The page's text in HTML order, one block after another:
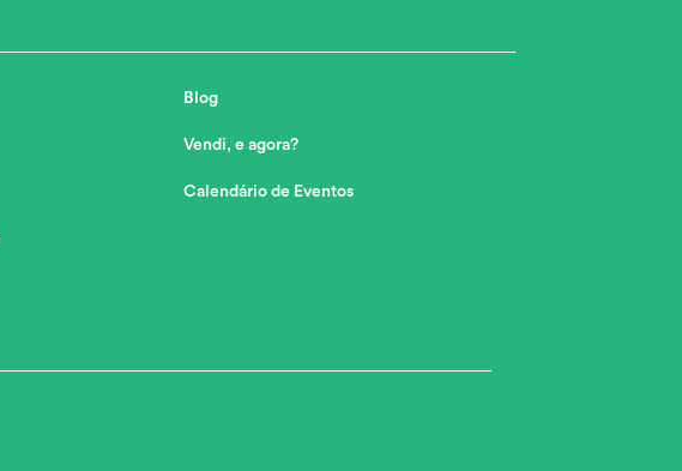
Blog
Vendi, e agora?
Calendário de Eventos